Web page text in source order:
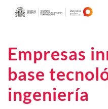
Empresas
base
ingeniería